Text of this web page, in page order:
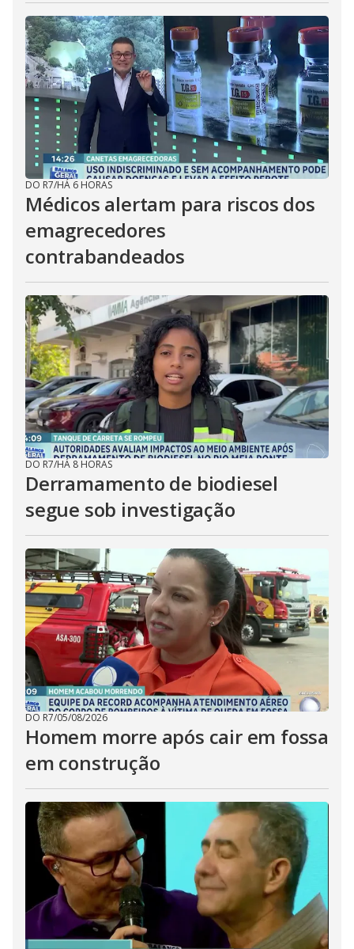
DO R7/HÁ 6 HORAS
Médicos alertam para riscos dos
emagrecedores
contrabandeados
DO R7/HÁ 8 HORAS
Derramamento de biodiesel
segue sob investigação
DO R7/05/08/2026
Homem morre após cair em fossa
em construção